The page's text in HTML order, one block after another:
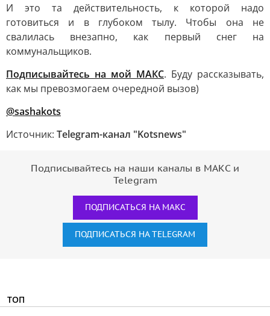
И это та действительность, к которой надо
готовиться и в глубоком тылу. Чтобы она не
свалилась внезапно, как первый снег на
коммунальщиков.
Подписывайтесь на мой МАКС. Буду рассказывать,
как мы превозмогаем очередной вызов)
@sashakots
Источник: Telegram-канал "Kotsnews"
Подписывайтесь на наши каналы в МАКС и
Telegram
ПОДПИСАТЬСЯ НА МАКС
ПОДПИСАТЬСЯ НА TELEGRAM
ТОП